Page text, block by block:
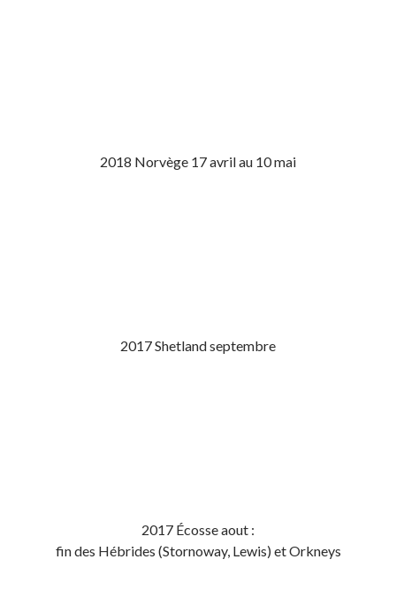
2018 Norvège 17 avril au 10 mai
2017 Shetland septembre
2017 Écosse aout :
fin des Hébrides (Stornoway, Lewis) et Orkneys